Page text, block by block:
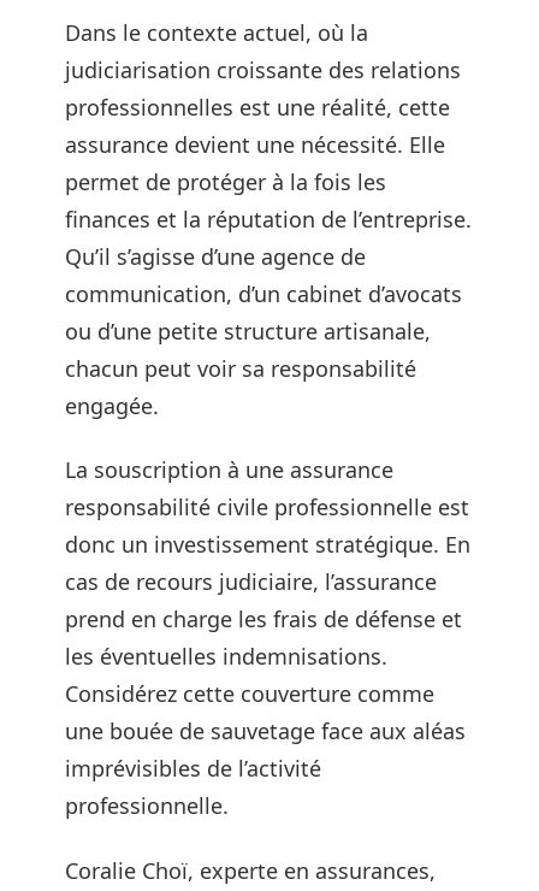
Dans le contexte actuel, où la
judiciarisation croissante des relations
professionnelles est une réalité, cette
assurance devient une nécessité. Elle
permet de protéger à la fois les
finances et la réputation de l’entreprise.
Qu’il s’agisse d’une agence de
communication, d’un cabinet d’avocats
ou d’une petite structure artisanale,
chacun peut voir sa responsabilité
engagée.
La souscription à une assurance
responsabilité civile professionnelle est
donc un investissement stratégique. En
cas de recours judiciaire, l’assurance
prend en charge les frais de défense et
les éventuelles indemnisations.
Considérez cette couverture comme
une bouée de sauvetage face aux aléas
imprévisibles de l’activité
professionnelle.
Coralie Choï, experte en assurances,